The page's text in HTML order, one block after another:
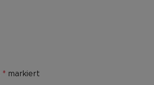
* markiert